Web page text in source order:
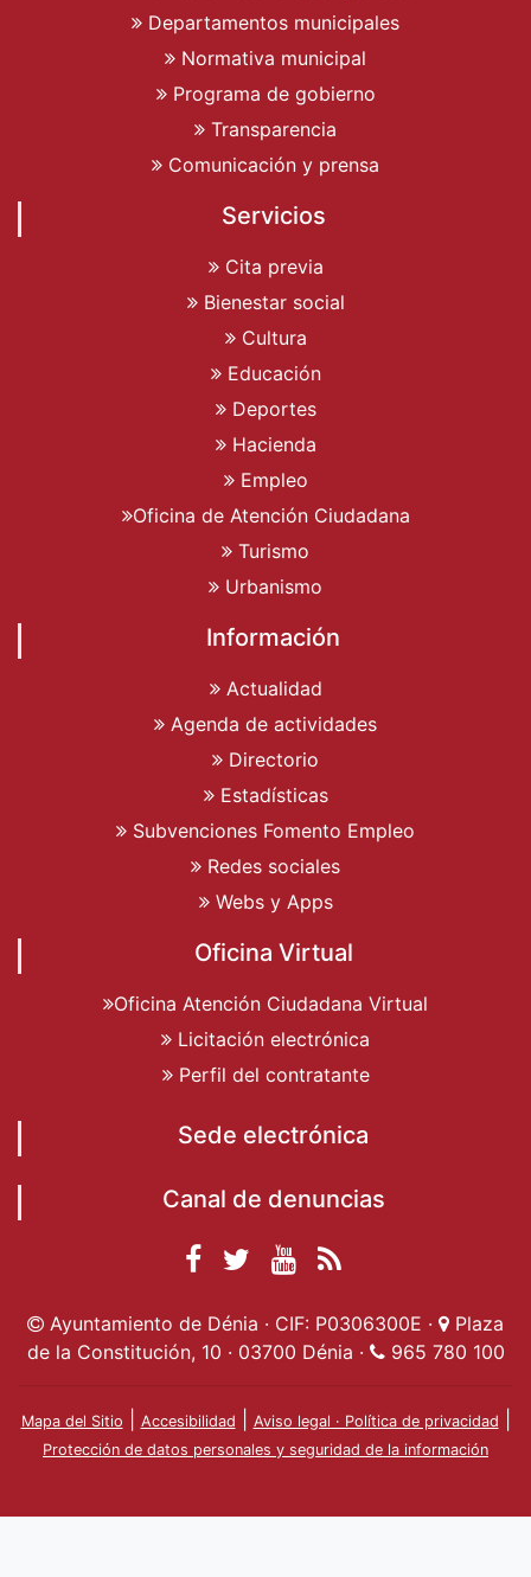
Departamentos municipales
Normativa municipal
Programa de gobierno
Transparencia
Comunicación y prensa
Servicios
Cita previa
Bienestar social
Cultura
Educación
Deportes
Hacienda
Empleo
Oficina de Atención Ciudadana
Turismo
Urbanismo
Información
Actualidad
Agenda de actividades
Directorio
Estadísticas
Subvenciones Fomento Empleo
Redes sociales
Webs y Apps
Oficina Virtual
Oficina Atención Ciudadana Virtual
Licitación electrónica
Perfil del contratante
Sede electrónica
Canal de denuncias
Facebook
Ayuntamiento de
Dénia
Ayuntamiento de
Dénia
Ayuntamiento
de Dénia
Actualidad
Ayuntamiento de Dénia · CIF: P0306300E ·
Plaza
de la Constitución, 10 · 03700 Dénia ·
965 780 100
Mapa del Sitio Accesibilidad Aviso legal · Política de privacidad
Protección de datos personales y seguridad de la información